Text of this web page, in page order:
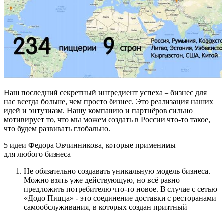
Наш последний секретный ингредиент успеха – бизнес для
нас всегда больше, чем просто бизнес. Это реализация наших
идей и энтузиазм. Нашу компанию и партнёров сильно
мотивирует то, что мы можем создать в России что-то такое,
что будем развивать глобально.
5 идей Фёдора Овчинникова, которые применимы
для любого бизнеса
Не обязательно создавать уникальную модель бизнеса.
Можно взять уже действующую, но всё равно
предложить потребителю что-то новое. В случае с сетью
«Додо Пицца» - это соединение доставки с ресторанами
самообслуживания, в которых создан приятный